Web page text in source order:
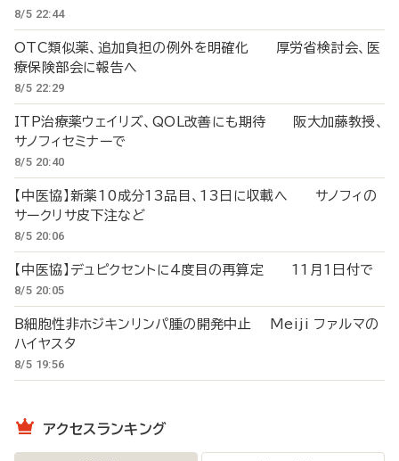
8/5 22:44
OTC類似薬、追加負担の例外を明確化 厚労省検討会、医
療保険部会に報告へ
8/5 22:29
ITP治療薬ウェイリズ、QOL改善にも期待 阪大加藤教授、
サノフィセミナーで
8/5 20:40
【中医協】新薬10成分13品目、13日に収載へ サノフィの
サークリサ皮下注など
8/5 20:06
【中医協】デュピクセントに4度目の再算定 11月1日付で
8/5 20:05
B細胞性非ホジキンリンパ腫の開発中止 Meiji ファルマの
ハイヤスタ
8/5 19:56
アクセスランキング